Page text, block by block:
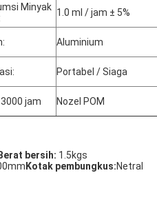
Minyak 1.0 ml / jam ± 5%
Aluminium
Portabel / Siaga
jam Nozel POM
Berat bersih: 1.5kgs
Kotak pembungkus:Netral